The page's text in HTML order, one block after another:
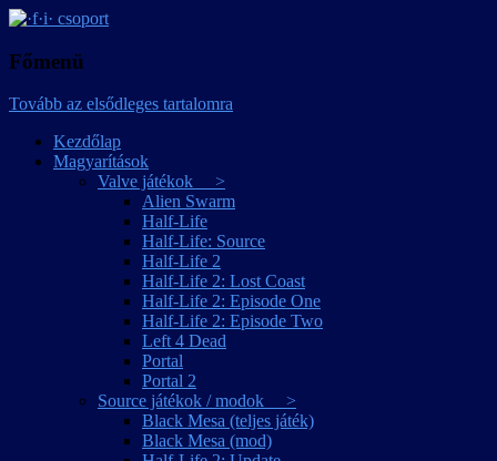
·f·i· csoport
Főmenü
Tovább az elsődleges tartalomra
Kezdőlap
Magyarítások
Valve játékok >
Alien Swarm
Half-Life
Half-Life: Source
Half-Life 2
Half-Life 2: Lost Coast
Half-Life 2: Episode One
Half-Life 2: Episode Two
Left 4 Dead
Portal
Portal 2
Source játékok / modok >
Black Mesa (teljes játék)
Black Mesa (mod)